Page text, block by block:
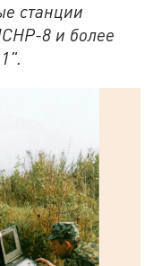
станции
8 и более